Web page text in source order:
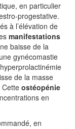
en particulier
progestative.
à l’élévation de
manifestations
baisse de la
gynécomastie
de la masse
ostéopénie
en
en